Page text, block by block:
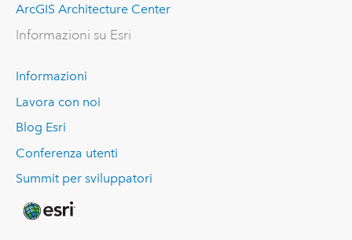
ArcGIS Architecture Center
Informazioni su Esri
Informazioni
Lavora con noi
Blog Esri
Conferenza utenti
Summit per sviluppatori